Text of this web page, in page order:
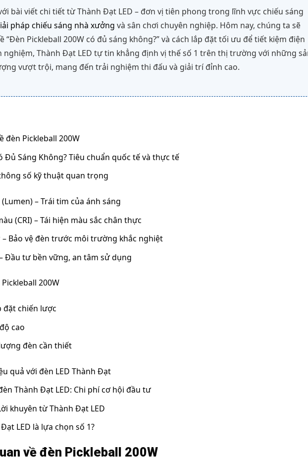
bài viết chi tiết từ Thành Đạt LED – đơn vị tiên phong trong lĩnh vực chiếu sáng
pháp chiếu sáng nhà xưởng và sân chơi chuyên nghiệp. Hôm nay, chúng ta sẽ
“Đèn Pickleball 200W có đủ sáng không?” và cách lắp đặt tối ưu để tiết kiệm điện
nghiệm, Thành Đạt LED tự tin khẳng định vị thế số 1 trên thị trường với những
vượt trội, mang đến trải nghiệm thi đấu và giải trí đỉnh cao.
đèn Pickleball 200W
Đủ Sáng Không? Tiêu chuẩn quốc tế và thực tế
số kỹ thuật quan trọng
– Trái tim của ánh sáng
(CRI) – Tái hiện màu sắc chân thực
– Bảo vệ đèn trước môi trường khắc nghiệt
Đầu tư bền vững, an tâm sử dụng
200W
đặt chiến lược
cao
đèn cần thiết
quả với đèn LED Thành Đạt
Thành Đạt LED: Chi phí cơ hội đầu tư
khuyên từ Thành Đạt LED
LED là lựa chọn số 1?
về đèn Pickleball 200W